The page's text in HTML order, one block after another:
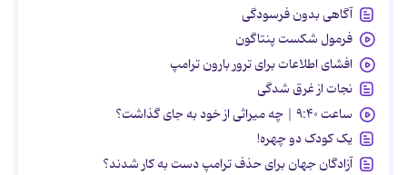
آگاهی بدون فرسودگی
فرمول شکست پنتاگون
افشای اطلاعات برای ترور بارون ترامپ
نجات از غرق شدگی
ساعت ۹:۴۰ | چه میراثی از خود به جای گذاشت؟
یک کودک دو چهره!
آزادگان جهان برای حذف ترامپ دست به کار شدند؟